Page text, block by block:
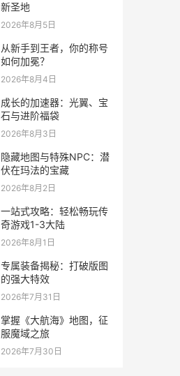
新圣地
2026年8月5日
从新手到王者，你的称号
如何加冕？
2026年8月4日
成长的加速器：光翼、宝
石与进阶福袋
2026年8月3日
隐藏地图与特殊NPC：潜
伏在玛法的宝藏
2026年8月2日
一站式攻略：轻松畅玩传
奇游戏1-3大陆
2026年8月1日
专属装备揭秘：打破版图
的强大特效
2026年7月31日
掌握《大航海》地图，征
服魔域之旅
2026年7月30日